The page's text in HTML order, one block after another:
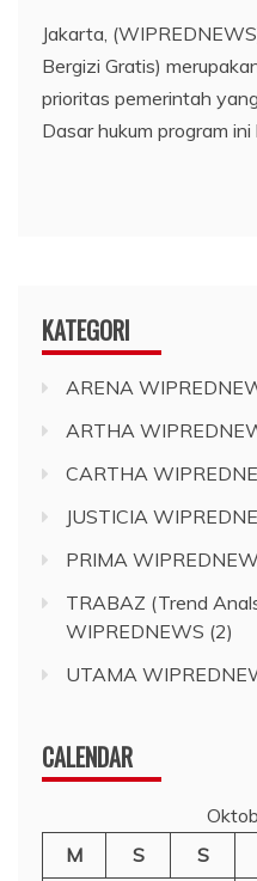
Jakarta,
Bergizi Gratis)
prioritas pemerintah
Dasar hukum program
KATEGORI
ARENA
ARTHA
CARTHA
JUSTICIA
PRIMA
TRABAZ (Trend
WIPREDNEWS (2)
UTAMA
CALENDAR
M
S S